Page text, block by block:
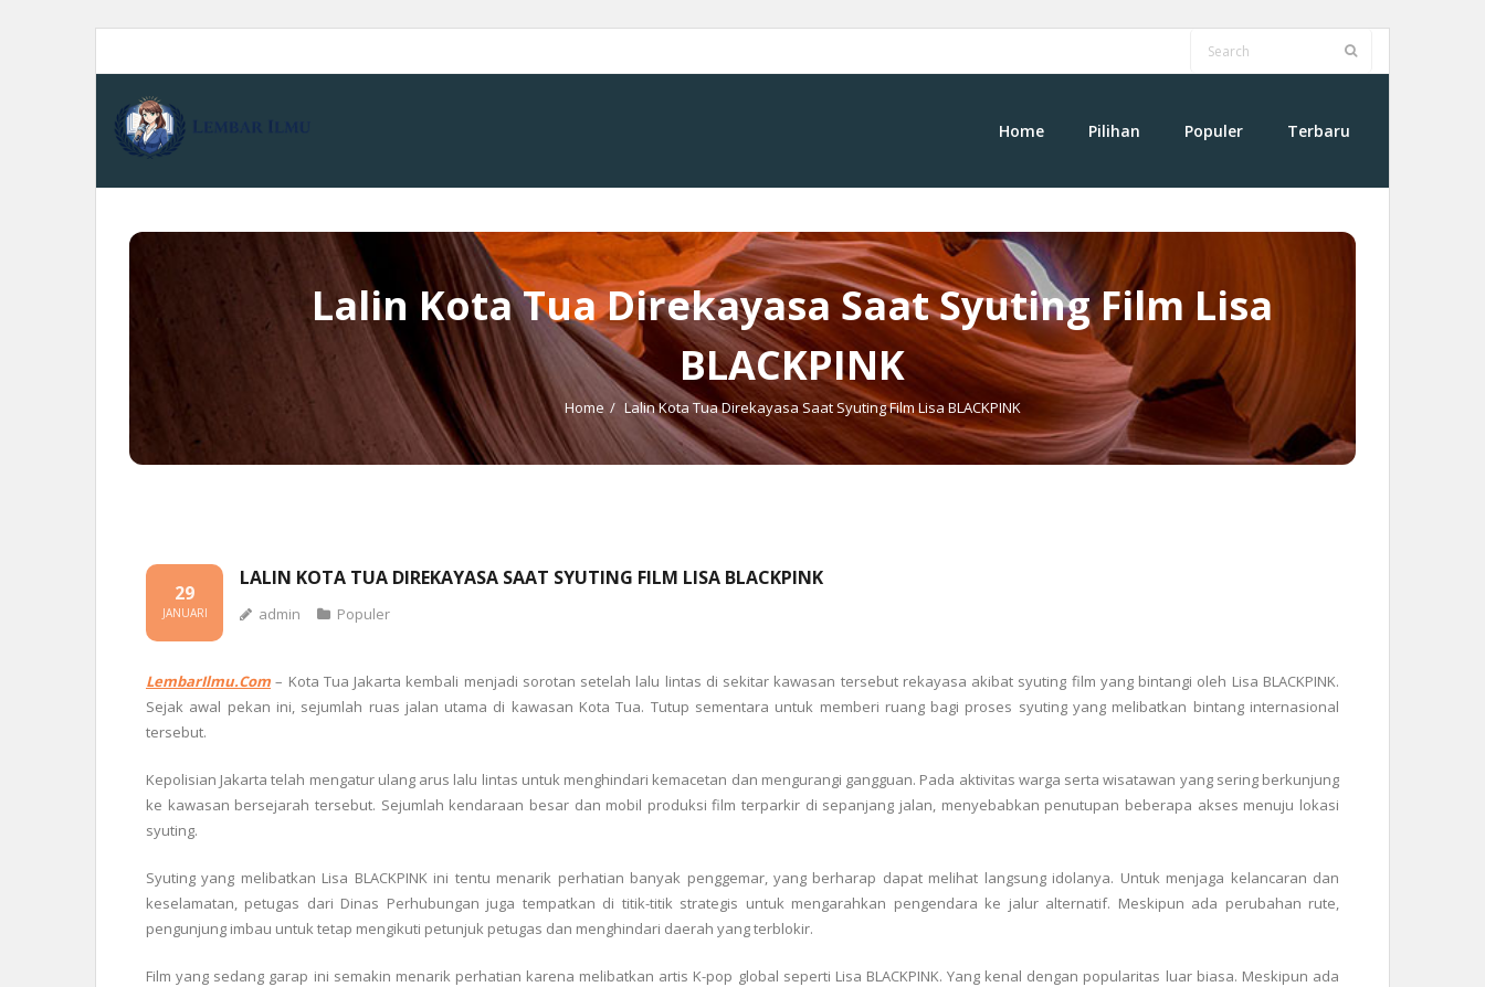
Home Pilihan Populer Terbaru
Lalin Kota Tua Direkayasa Saat Syuting Film Lisa
BLACKPINK
Home / Lalin Kota Tua Direkayasa Saat Syuting Film Lisa BLACKPINK
LALIN KOTA TUA DIREKAYASA SAAT SYUTING FILM LISA BLACKPINK
29
JANUARI admin Populer
LembarIlmu.Com – Kota Tua Jakarta kembali menjadi sorotan setelah lalu lintas di sekitar kawasan tersebut rekayasa akibat syuting film yang bintangi oleh Lisa BLACKPINK.
Sejak awal pekan ini, sejumlah ruas jalan utama di kawasan Kota Tua. Tutup sementara untuk memberi ruang bagi proses syuting yang melibatkan bintang internasional
tersebut.
Kepolisian Jakarta telah mengatur ulang arus lalu lintas untuk menghindari kemacetan dan mengurangi gangguan. Pada aktivitas warga serta wisatawan yang sering berkunjung
ke kawasan bersejarah tersebut. Sejumlah kendaraan besar dan mobil produksi film terparkir di sepanjang jalan, menyebabkan penutupan beberapa akses menuju lokasi
syuting.
Syuting yang melibatkan Lisa BLACKPINK ini tentu menarik perhatian banyak penggemar, yang berharap dapat melihat langsung idolanya. Untuk menjaga kelancaran dan
keselamatan, petugas dari Dinas Perhubungan juga tempatkan di titik-titik strategis untuk mengarahkan pengendara ke jalur alternatif. Meskipun ada perubahan rute,
pengunjung imbau untuk tetap mengikuti petunjuk petugas dan menghindari daerah yang terblokir.
Film yang sedang garap ini semakin menarik perhatian karena melibatkan artis K-pop global seperti Lisa BLACKPINK. Yang kenal dengan popularitas luar biasa. Meskipun ada